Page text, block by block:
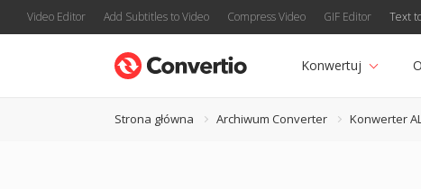
Video Editor Add Subtitles to Video Compress Video GIF Editor Text
Konwertuj
Strona główna Archiwum Converter Konwerter